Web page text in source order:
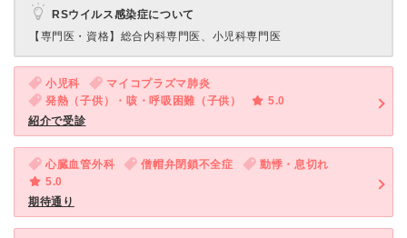
RSウイルス感染症について
【専門医・資格】 総合内科専門医、小児科専門医
小児科
マイコプラズマ肺炎
発熱（子供）・咳・呼吸困難（子供）
5.0
紹介で受診
心臓血管外科 僧帽弁閉鎖不全症
動悸・息切れ
5.0
期待通り